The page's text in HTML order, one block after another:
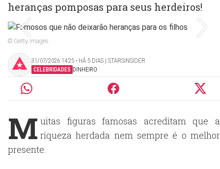
heranças pomposas para seus herdeiros!
© Getty Images
31/07/2026 14:25 ‧ HÁ 5 DIAS | STARSINSIDER
CELEBRIDADES DINHEIRO
M uitas figuras famosas acreditam que a
riqueza herdada nem sempre é o melhor
presente.